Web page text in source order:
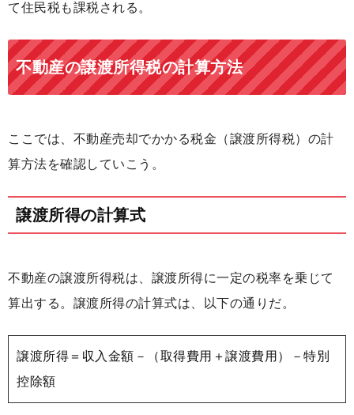
て住民税も課税される。
不動産の譲渡所得税の計算方法
ここでは、不動産売却でかかる税金（譲渡所得税）の計
算方法を確認していこう。
譲渡所得の計算式
不動産の譲渡所得税は、譲渡所得に一定の税率を乗じて
算出する。譲渡所得の計算式は、以下の通りだ。
譲渡所得＝収入金額－（取得費用＋譲渡費用）－特別
控除額